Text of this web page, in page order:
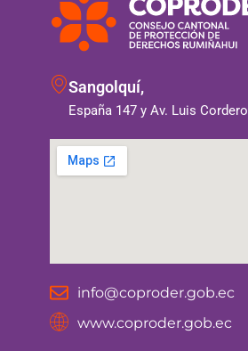
Sangolquí,
España 147 y Av. Luis Cordero
info@coproder.gob.ec
www.coproder.gob.ec